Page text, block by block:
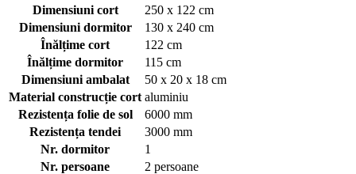
Dimensiuni cort
250 x 122 cm
Dimensiuni dormitor
130 x 240 cm
Înălțime cort
122 cm
Înălțime dormitor
115 cm
Dimensiuni ambalat
50 x 20 x 18 cm
Material construcție cort aluminiu
Rezistența folie de sol
6000 mm
Rezistența tendei
3000 mm
Nr. dormitor
1
Nr. persoane
2 persoane